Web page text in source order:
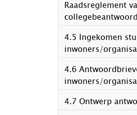
Raadsreglement
4.5 Ingekomen
inwoners/
4.6
inwoners/
4.7 Ontwerp